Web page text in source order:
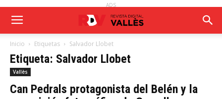
ADS
Inicio Etiquetas Salvador Llobet
Etiqueta: Salvador Llobet
Vallès
Can Pedrals protagonista del Belén y la